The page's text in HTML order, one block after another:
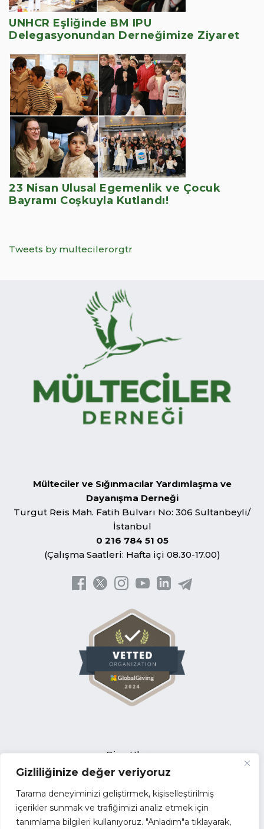
Gizliliğinize değer veriyoruz
Tarama deneyiminizi geliştirmek, kişiselleştirilmiş
içerikler sunmak ve trafiğimizi analiz etmek için
tanımlama bilgileri kullanıyoruz. "Anladım"a tıklayarak,
UNHCR Eşliğinde BM IPU
Delegasyonundan Derneğimize Ziyaret
23 Nisan Ulusal Egemenlik ve Çocuk
Bayramı Coşkuyla Kutlandı!
Tweets by multecilerorgtr
Mülteciler ve Sığınmacılar Yardımlaşma ve
Dayanışma Derneği
Turgut Reis Mah. Fatih Bulvarı No: 306 Sultanbeyli/
İstanbul
0 216 784 51 05
(Çalışma Saatleri: Hafta içi 08.30-17.00)
Bize Ulaşın
Açık Pozisyonlar
İhale Duyuruları
Tedarikçi Başvuru Formu
Faaliyet Raporları